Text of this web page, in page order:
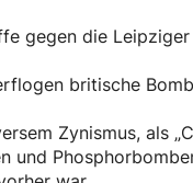
gegen die
britische
Zynismus, als
und